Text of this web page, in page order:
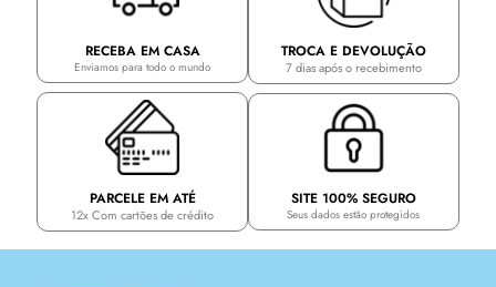
RECEBA EM CASA
Enviamos para todo o mundo
TROCA E DEVOLUÇÃO
7 dias após o recebimento
PARCELE EM ATÉ
12x Com cartões de crédito
SITE 100% SEGURO
Seus dados estão protegidos